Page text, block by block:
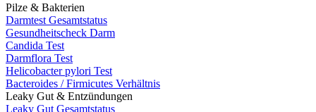
Pilze & Bakterien
Darmtest Gesamtstatus
Gesundheitscheck Darm
Candida Test
Darmflora Test
Helicobacter pylori Test
Bacteroides / Firmicutes Verhältnis
Leaky Gut & Entzündungen
Leaky Gut Gesamtstatus